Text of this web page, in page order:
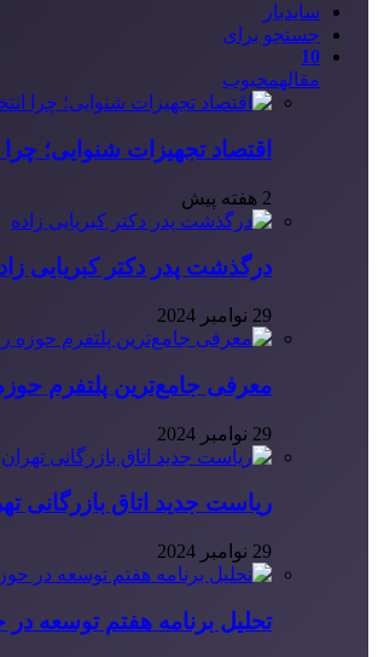
سایدبار
جستجو برای
10
مقالهمحبوب
اقتصاد تجهیزات شنوایی؛
2 هفته پیش
درگذشت پدر دکتر کبریایی
29 نوامبر 2024
معرفی جامع‌ترین پلتفرم
29 نوامبر 2024
ریاست جدید اتاق بازرگانی
29 نوامبر 2024
تحلیل برنامه هفتم توسعه